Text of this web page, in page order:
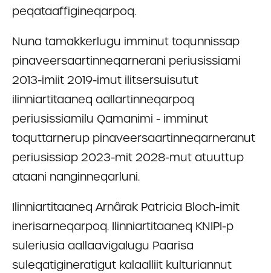
peqataaffigineqarpoq.
Nuna tamakkerlugu imminut toqunnissap
pinaveersaartinneqarnerani periusissiami
2013-imiit 2019-imut ilitsersuisutut
ilinniartitaaneq aallartinneqarpoq
periusissiamilu Qamanimi - imminut
toquttarnerup pinaveersaartinneqarneranut
periusissiap 2023-mit 2028-mut atuuttup
ataani nanginneqarluni.
Ilinniartitaaneq Arnârak Patricia Bloch-imit
inerisarneqarpoq. Ilinniartitaaneq KNIPI-p
suleriusia aallaavigalugu Paarisa
suleqatigineratigut kalaalliit kulturiannut